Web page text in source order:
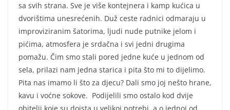
sa svih strana. Sve je više kontejnera i kamp kućica u
dvorištima unesrećenih. Duž ceste radnici odmaraju u
improviziranim šatorima, ljudi nude putnike jelom i
pićima, atmosfera je srdačna i svi jedni drugima
pomažu. Čim smo stali pored jedne kuće u jednom od
sela, prilazi nam jedna starica i pita što mi to dijelimo.
Pita nas imamo li što za djecu? Dali smo joj nešto hrane,
kavu i voćne sokove. Podijelili smo ostalo kod dvije